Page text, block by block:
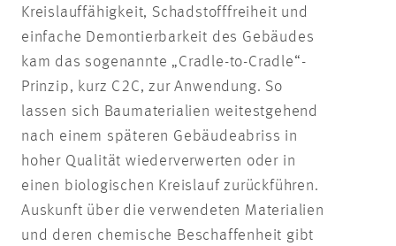
Kreislauffähigkeit, Schadstofffreiheit und
einfache Demontierbarkeit des Gebäudes
kam das sogenannte „Cradle-to-Cradle“-
Prinzip, kurz C2C, zur Anwendung. So
lassen sich Baumaterialien weitestgehend
nach einem späteren Gebäudeabriss in
hoher Qualität wiederverwerten oder in
einen biologischen Kreislauf zurückführen.
Auskunft über die verwendeten Materialien
und deren chemische Beschaffenheit gibt